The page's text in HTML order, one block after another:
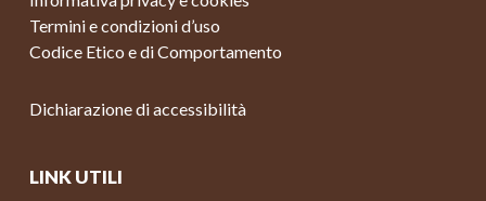
Termini e condizioni d’uso
Codice Etico e di Comportamento
Dichiarazione di accessibilità
LINK UTILI